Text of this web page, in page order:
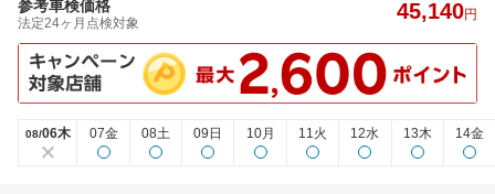
参考車検価格
法定24ヶ月点検対象 45,140円
08/06木 07金 08土 09日 10月 11火 12水 13木 14金